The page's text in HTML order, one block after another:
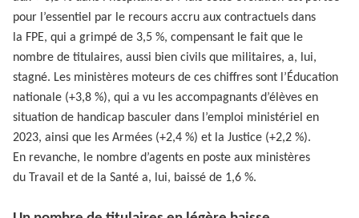
pour l’essentiel par le recours accru aux contractuels dans
la FPE, qui a grimpé de 3,5 %, compensant le fait que le
nombre de titulaires, aussi bien civils que militaires, a, lui,
stagné. Les ministères moteurs de ces chiffres sont l’Éducation
nationale (+3,8 %), qui a vu les accompagnants d’élèves en
situation de handicap basculer dans l’emploi ministériel en
2023, ainsi que les Armées (+2,4 %) et la Justice (+2,2 %).
En revanche, le nombre d’agents en poste aux ministères
du Travail et de la Santé a, lui, baissé de 1,6 %.